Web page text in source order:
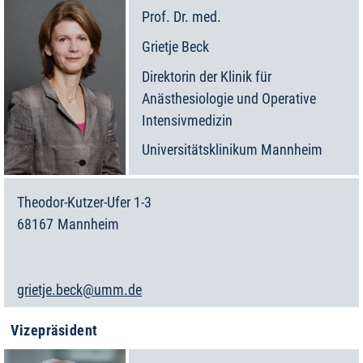
Prof. Dr. med.
Grietje Beck
Direktorin der Klinik für
Anästhesiologie und Operative
Intensivmedizin
Universitätsklinikum Mannheim
Theodor-Kutzer-Ufer 1-3
68167 Mannheim
grietje.beck@umm.de
Vizepräsident